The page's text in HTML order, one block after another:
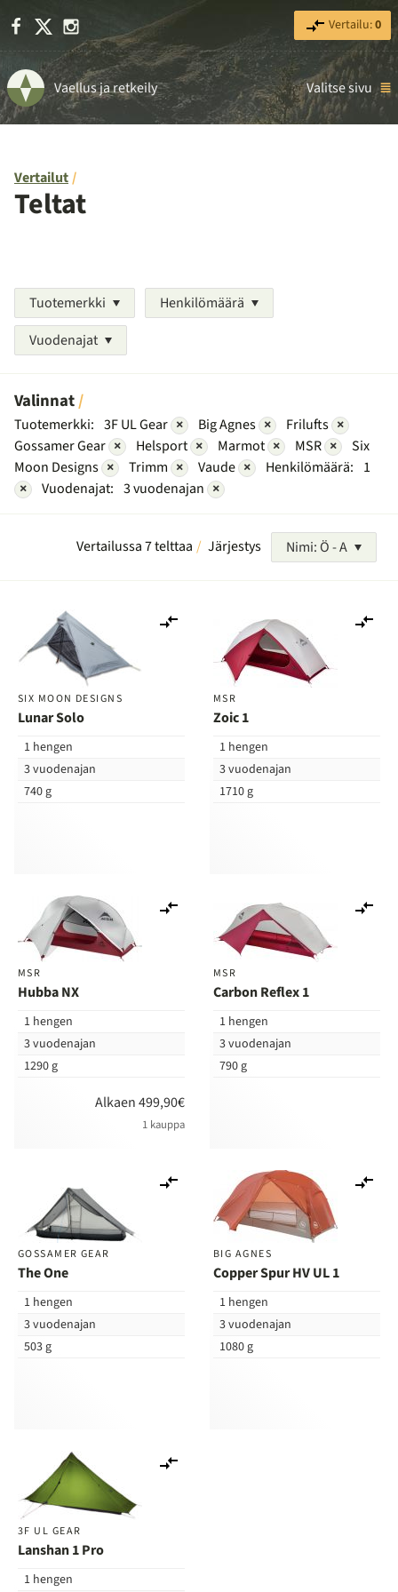
Facebook Instagram Vertailu:0
Vaellus ja retkeily Valitse sivu
Vertailut
Teltat
Tuotemerkki
Henkilömäärä
Vuodenajat
Valinnat
Tuotemerkki: 3F UL Gear × Big Agnes × Frilufts ×
Gossamer Gear × Helsport × Marmot × MSR ×
Six
Moon Designs × Trimm × Vaude × Henkilömäärä: 1
×
Vuodenajat: 3 vuodenajan ×
Vertailussa 7 telttaa Järjestys Nimi: Ö - A
SIX MOON DESIGNS
Lunar Solo
1 hengen
3 vuodenajan
740 g
vertailuun
MSR
Zoic 1
1 hengen
3 vuodenajan
1710 g
MSR
Hubba NX
1 hengen
3 vuodenajan
1290 g
Alkaen 499,90€
1 kauppa
vertailuun
MSR
Carbon Reflex 1
1 hengen
3 vuodenajan
790 g
GOSSAMER GEAR
The One
1 hengen
3 vuodenajan
503 g
vertailuun
BIG AGNES
Copper Spur HV UL 1
1 hengen
3 vuodenajan
1080 g
3F UL GEAR
Lanshan 1 Pro
1 hengen